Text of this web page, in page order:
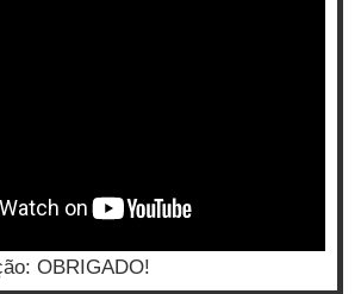
OBRIGADO!